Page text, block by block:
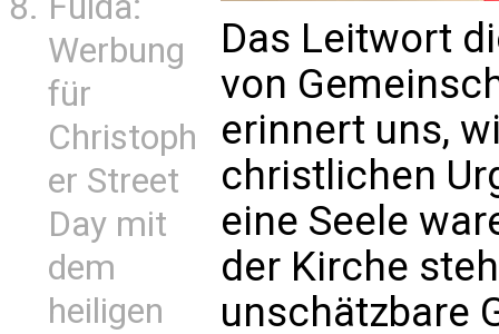
Werbung
für
Christoph
er Street
Day mit
dem
heiligen
Das Leitwort
von
erinnert uns,
christlichen
eine Seele
der Kirche
unschätzbare